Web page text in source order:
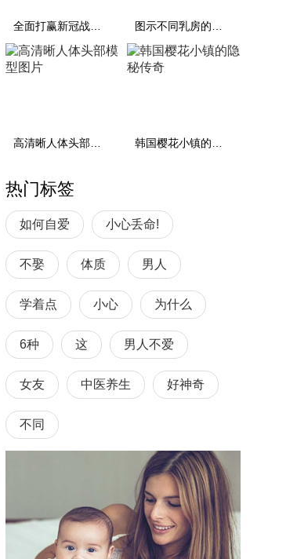
热门标签
如何自爱 小心丢命!
不娶 体质 男人
学着点 小心 为什么
6种 这 男人不爱
女友 中医养生 好神奇
不同